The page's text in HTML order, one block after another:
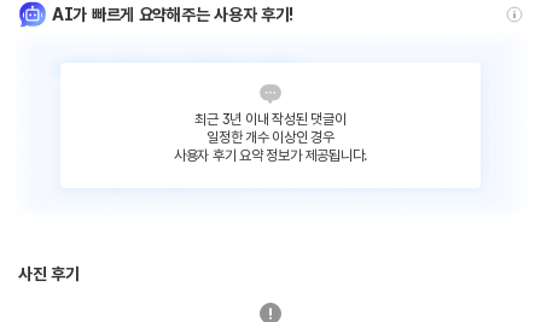
AI가 빠르게 요약해주는 사용자 후기!
최근 3년 이내 작성된 댓글이
일정한 개수 이상인 경우
사용자 후기 요약 정보가 제공됩니다.
사진 후기